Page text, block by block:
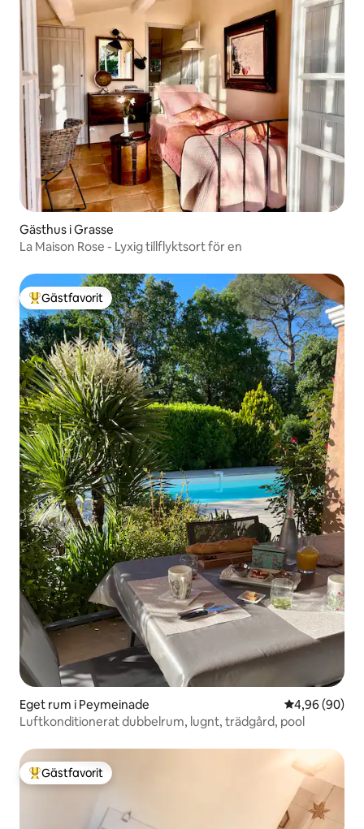
Gästhus i Grasse
La Maison Rose - Lyxig tillflyktsort för en
Populär gästfavorit
Gästfavorit
Eget rum i Peymeinade 4,96 av 5 i
4,96 (90)
Luftkonditionerat dubbelrum, lugnt, trädgård, pool
Populär gästfavorit
Gästfavorit